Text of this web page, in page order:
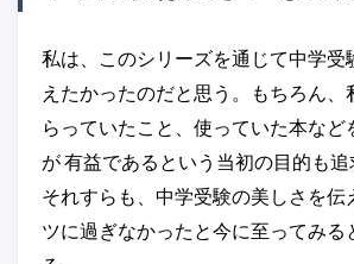
私は、このシリーズを通じて中学受
えたかったのだと思う。もちろん、
らっていたこと、使っていた本など
が 有益であるという当初の目的も
それすらも、中学受験の美しさを伝
ツに過ぎなかったと今に至ってみる